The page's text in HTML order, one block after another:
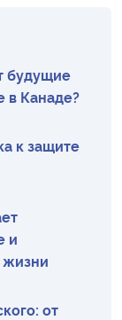
будущие
в Канаде?
к защите
и
жизни
от